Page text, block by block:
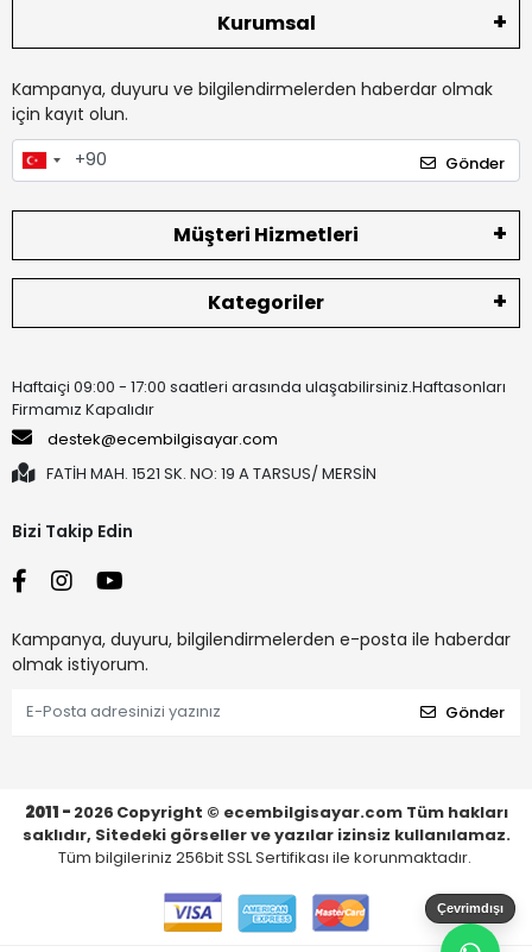
Kurumsal
Kampanya, duyuru ve bilgilendirmelerden haberdar olmak
için kayıt olun.
Gönder
Müşteri Hizmetleri
Kategoriler
Haftaiçi 09:00 - 17:00 saatleri arasında ulaşabilirsiniz.Haftasonları
Firmamız Kapalıdır
destek@ecembilgisayar.com
FATİH MAH. 1521 SK. NO: 19 A TARSUS/ MERSİN
Bizi Takip Edin
Kampanya, duyuru, bilgilendirmelerden e-posta ile haberdar
olmak istiyorum.
Gönder
2011 - 2026 Copyright © ecembilgisayar.com Tüm hakları
saklıdır, Sitedeki görseller ve yazılar izinsiz kullanılamaz.
Tüm bilgileriniz 256bit SSL Sertifikası ile korunmaktadır.
Çevrimdışı